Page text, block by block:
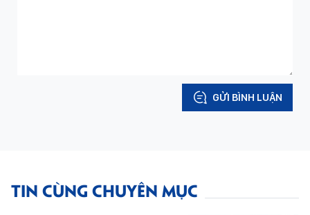
GỬI BÌNH LUẬN
TIN CÙNG CHUYÊN MỤC